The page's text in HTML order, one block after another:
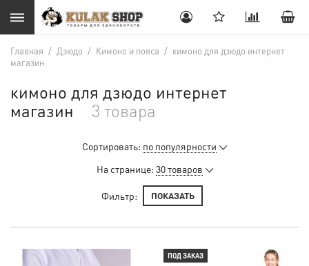
Главная / Дзюдо / Кимоно и пояса / кимоно для дзюдо интернет
магазин
кимоно для дзюдо интернет
магазин
3 товара
Сортировать: по популярности
На странице: 30 товаров
Фильтр: ПОКАЗАТЬ
ПОД ЗАКАЗ